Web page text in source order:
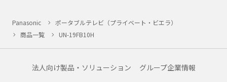
Panasonic
ポータブルテレビ（プライベート・ビエラ）
商品一覧
UN-19FB10H
法人向け製品・ソリューション グループ企業情報